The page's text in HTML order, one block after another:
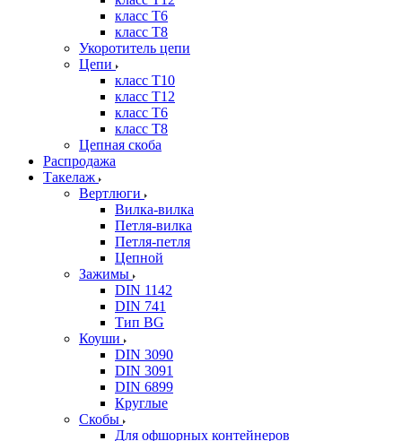
класс Т6
класс Т8
Укоротитель цепи
Цепи
класс Т10
класс Т12
класс Т6
класс Т8
Цепная скоба
Распродажа
Такелаж
Вертлюги
Вилка-вилка
Петля-вилка
Петля-петля
Цепной
Зажимы
DIN 1142
DIN 741
Тип BG
Коуши
DIN 3090
DIN 3091
DIN 6899
Круглые
Скобы
Для офшорных контейнеров